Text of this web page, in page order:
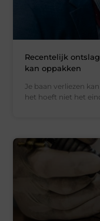
Recentelijk
kan oppakken
Je baan verliezen
het hoeft niet het